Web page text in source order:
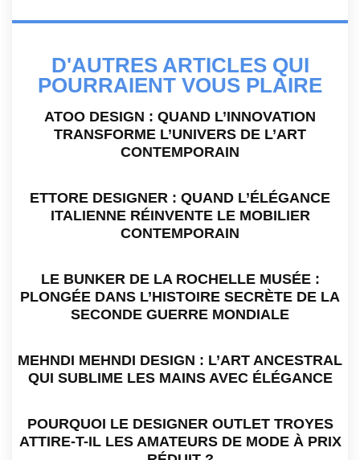
D'AUTRES ARTICLES QUI
POURRAIENT VOUS PLAIRE
ATOO DESIGN : QUAND L’INNOVATION
TRANSFORME L’UNIVERS DE L’ART
CONTEMPORAIN
ETTORE DESIGNER : QUAND L’ÉLÉGANCE
ITALIENNE RÉINVENTE LE MOBILIER
CONTEMPORAIN
LE BUNKER DE LA ROCHELLE MUSÉE :
PLONGÉE DANS L’HISTOIRE SECRÈTE DE LA
SECONDE GUERRE MONDIALE
MEHNDI MEHNDI DESIGN : L’ART ANCESTRAL
QUI SUBLIME LES MAINS AVEC ÉLÉGANCE
POURQUOI LE DESIGNER OUTLET TROYES
ATTIRE-T-IL LES AMATEURS DE MODE À PRIX